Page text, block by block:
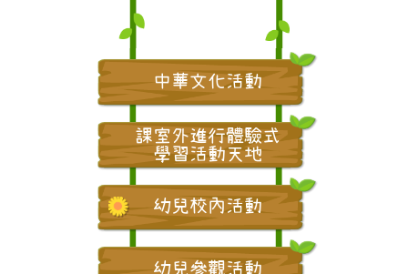
中華文化活動
課室外進行體驗式
學習活動天地
幼兒校內活動
幼兒參觀活動